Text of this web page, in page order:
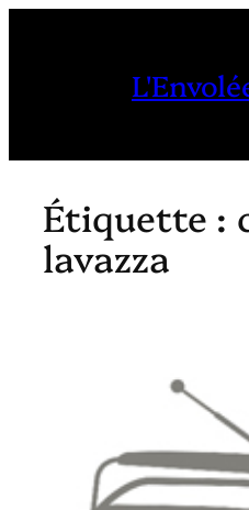
Étiquette :
lavazza